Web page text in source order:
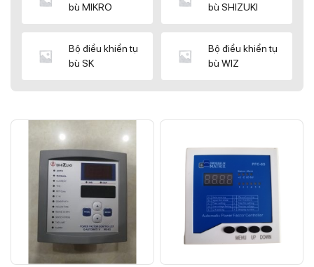
bù MIKRO
bù SHIZUKI
Bộ điều khiển tụ
bù SK
Bộ điều khiển tụ
bù WIZ